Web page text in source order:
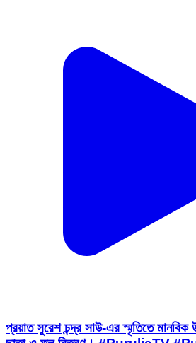
প্রয়াত সুরেশ চন্দ্র সাউ-এর স্মৃতিতে